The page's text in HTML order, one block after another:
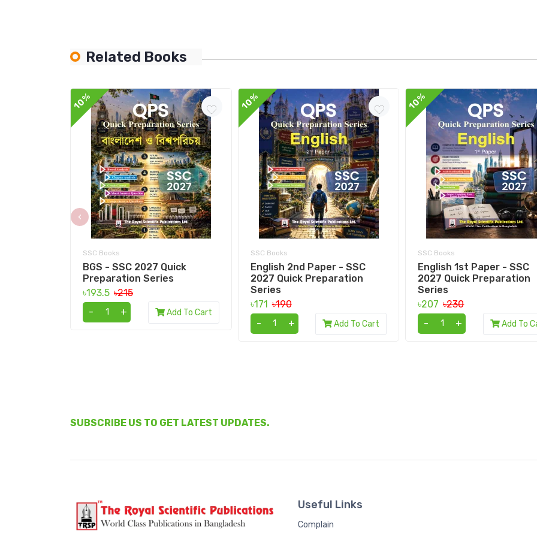
Related Books
10%
SSC Books
BGS - SSC 2027 Quick
Preparation Series
৳193.5 ৳215
-
+ Add To Cart
10%
SSC Books
English 2nd Paper - SSC
2027 Quick Preparation
Series
৳171 ৳190
-
+ Add To Cart
10%
SSC Books
English 1st Paper - SSC
2027 Quick Preparation
Series
৳207 ৳230
-
+ Add To
‹
SUBSCRIBE US TO GET LATEST UPDATES.
Useful Links
Complain